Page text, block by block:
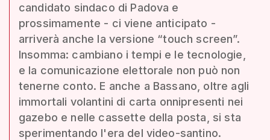
candidato sindaco di Padova e
prossimamente - ci viene anticipato -
arriverà anche la versione “touch screen”.
Insomma: cambiano i tempi e le tecnologie,
e la comunicazione elettorale non può non
tenerne conto. E anche a Bassano, oltre agli
immortali volantini di carta onnipresenti nei
gazebo e nelle cassette della posta, si sta
sperimentando l'era del video-santino.